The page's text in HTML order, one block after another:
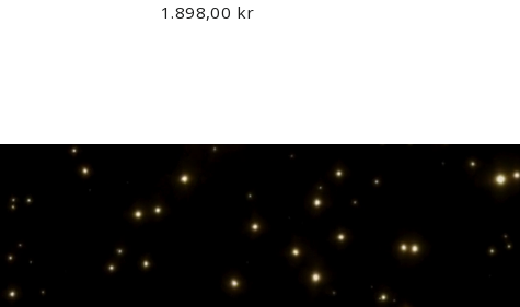
1.898,00 kr